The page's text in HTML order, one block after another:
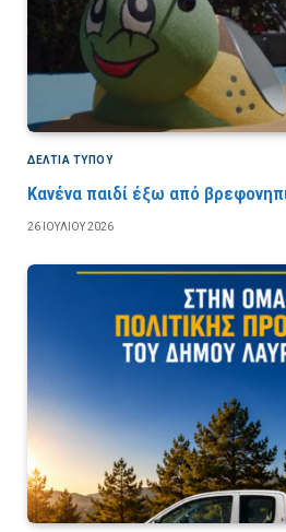
ΔΕΛΤΙΑ ΤΥΠΟΥ
Κανένα παιδί έξω από
26 ΙΟΥΛΊΟΥ 2026